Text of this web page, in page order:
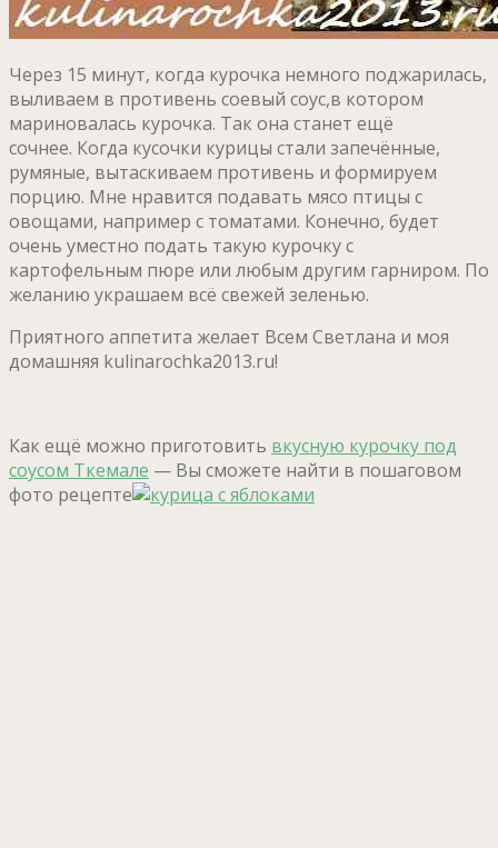
Через 15 минут, когда курочка немного поджарилась,
выливаем в противень соевый соус,в котором
мариновалась курочка. Так она станет ещё
сочнее. Когда кусочки курицы стали запечённые,
румяные, вытаскиваем противень и формируем
порцию. Мне нравится подавать мясо птицы с
овощами, например с томатами. Конечно, будет
очень уместно подать такую курочку с
картофельным пюре или любым другим гарниром. По
желанию украшаем всё свежей зеленью.
Приятного аппетита желает Всем Светлана и моя
домашняя kulinarochka2013.ru!
Как ещё можно приготовить вкусную курочку под
соусом Ткемале — Вы сможете найти в пошаговом
фото рецепте